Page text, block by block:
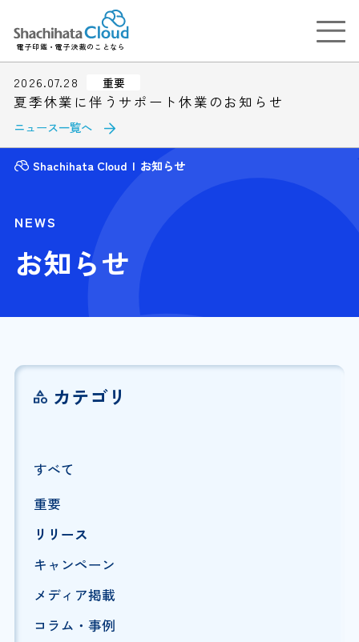
電子印鑑・電子決裁のことなら
2026.07.28 重要
夏季休業に伴うサポート休業のお知らせ
ニュース一覧へ
Shachihata Cloud お知らせ
NEWS
お知らせ
カテゴリ
すべて
重要
リリース
キャンペーン
メディア掲載
コラム・事例